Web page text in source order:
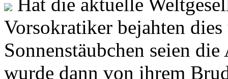
Vorsokratiker bejahten
Sonnenstäubchen seien
wurde dann von ihrem